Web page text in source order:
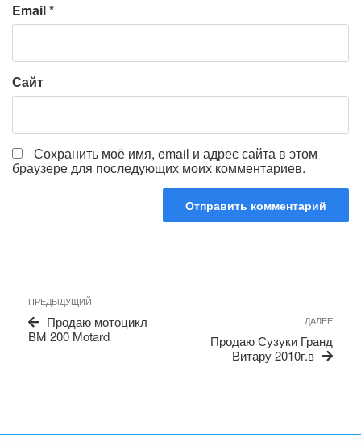
Email*
Сайт
Сохранить моё имя, email и адрес сайта в этом
браузере для последующих моих комментариев.
по
записям
Предыдущая
запись
ПРЕДЫДУЩИЙ
Продаю мотоцикл
ВМ 200 Motard
ДАЛЕЕ
Продаю Сузуки Гранд
Витару 2010г.в